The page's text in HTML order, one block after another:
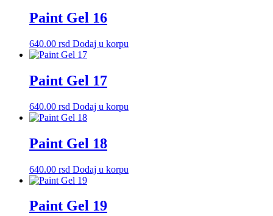
Paint Gel 16
640.00 rsd Dodaj u korpu
Paint Gel 17
640.00 rsd Dodaj u korpu
Paint Gel 18
640.00 rsd Dodaj u korpu
Paint Gel 19